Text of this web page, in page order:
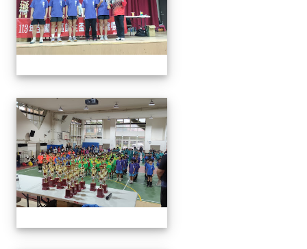
113年全國北區師生盃巧固